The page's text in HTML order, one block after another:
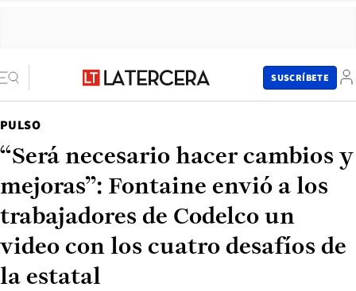
SUSCRÍBETE
PULSO
“Será necesario hacer cambios y
mejoras”: Fontaine envió a los
trabajadores de Codelco un
video con los cuatro desafíos de
la estatal